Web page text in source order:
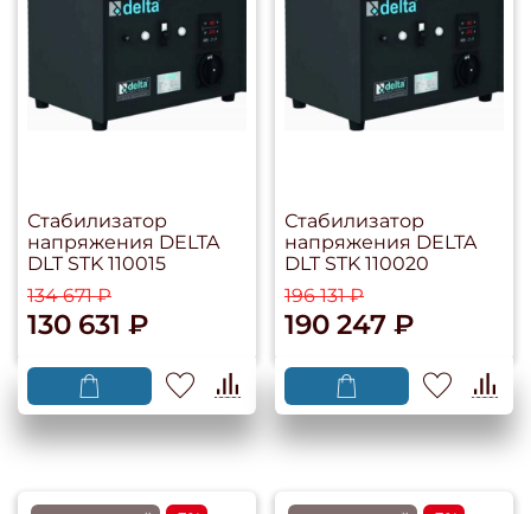
Стабилизатор
напряжения DELTA
DLT STK 110015
134 671 ₽
130 631 ₽
Стабилизатор
напряжения DELTA
DLT STK 110020
196 131 ₽
190 247 ₽